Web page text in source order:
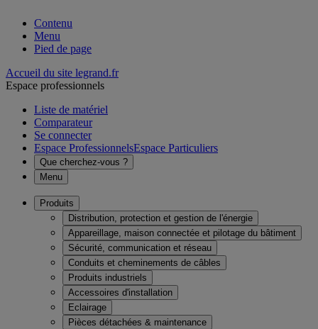
Contenu
Menu
Pied de page
Accueil du site legrand.fr
Espace professionnels
Liste de matériel
Comparateur
Se connecter
Espace ProfessionnelsEspace Particuliers
Que cherchez-vous ?
Menu
Produits
Distribution, protection et gestion de l'énergie
Appareillage, maison connectée et pilotage du bâtiment
Sécurité, communication et réseau
Conduits et cheminements de câbles
Produits industriels
Accessoires d'installation
Eclairage
Pièces détachées & maintenance